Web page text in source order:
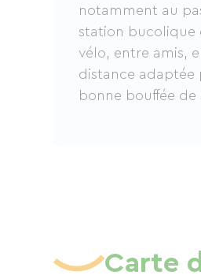
notamment au
station bucolique
vélo, entre amis,
distance adaptée
bonne bouffée
Carte